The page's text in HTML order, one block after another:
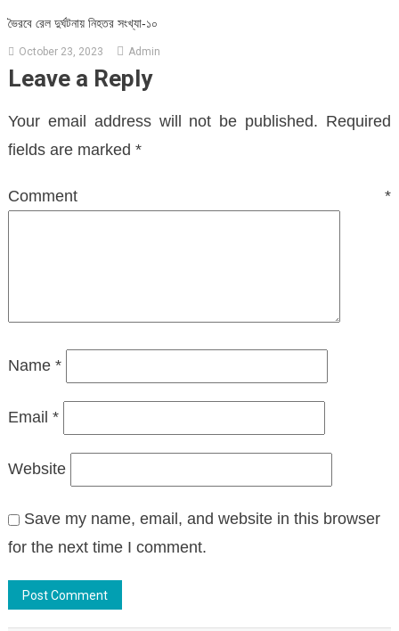
ভৈরবে রেল দুর্ঘটনায় নিহতর সংখ্যা-১০
October 23, 2023 Admin
Leave a Reply
Your email address will not be published. Required
fields are marked *
Comment*
Name *
Email *
Website
Save my name, email, and website in this browser
for the next time I comment.